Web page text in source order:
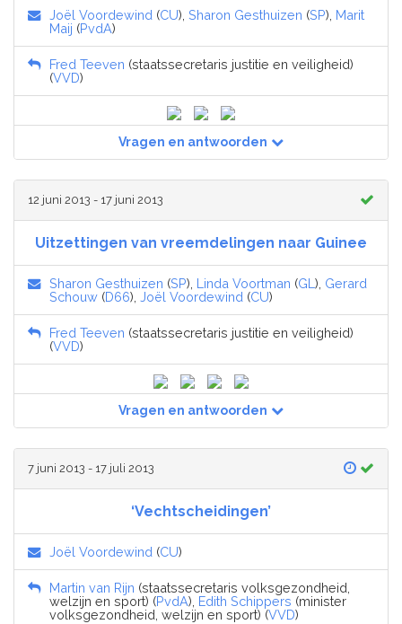
Joël Voordewind (CU), Sharon Gesthuizen (SP), Marit
Maij (PvdA)
Fred Teeven (staatssecretaris justitie en veiligheid)
(VVD)
Vragen en antwoorden
12 juni 2013 - 17 juni 2013
Uitzettingen van vreemdelingen naar Guinee
Sharon Gesthuizen (SP), Linda Voortman (GL ), Gerard
Schouw (D66), Joël Voordewind (CU)
Fred Teeven (staatssecretaris justitie en veiligheid)
(VVD)
Vragen en antwoorden
7 juni 2013 - 17 juli 2013
‘Vechtscheidingen’
Joël Voordewind (CU)
Martin van Rijn (staatssecretaris volksgezondheid,
welzijn en sport) (PvdA), Edith Schippers (minister
volksgezondheid, welzijn en sport) (VVD)